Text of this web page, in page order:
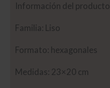
Información del producto
Familia: Liso
Formato: hexagonales
Medidas: 23×20 cm